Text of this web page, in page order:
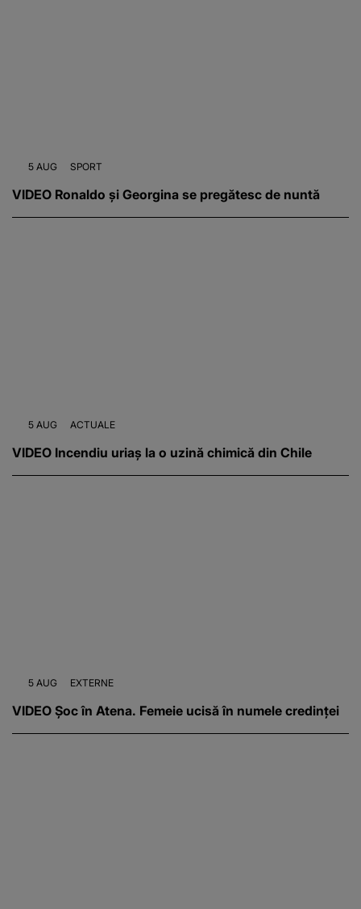
5 AUG SPORT
VIDEO Ronaldo și Georgina se pregătesc de nuntă
5 AUG ACTUALE
VIDEO Incendiu uriaș la o uzină chimică din Chile
5 AUG EXTERNE
VIDEO Șoc în Atena. Femeie ucisă în numele credinței